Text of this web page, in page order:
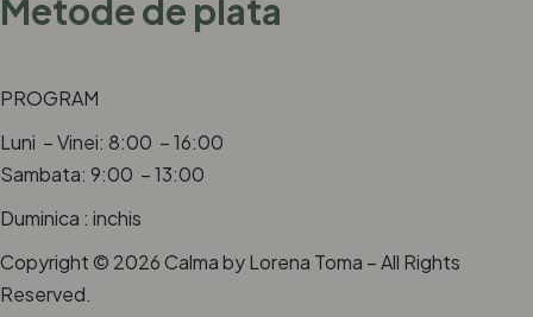
Metode de plata
PROGRAM
Luni – Vinei: 8:00 – 16:00
Sambata: 9:00 – 13:00
Duminica : inchis
Copyright © 2026 Calma by Lorena Toma – All Rights
Reserved.